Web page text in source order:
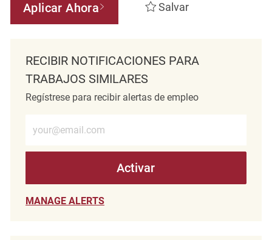
Aplicar Ahora Salvar
RECIBIR NOTIFICACIONES PARA
TRABAJOS SIMILARES
Regístrese para recibir alertas de empleo
Activar
MANAGE ALERTS